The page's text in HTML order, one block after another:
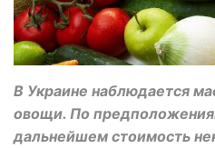
В Украине наблюдается
овощи. По
дальнейшем стоимость